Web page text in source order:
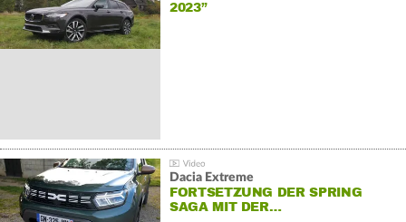
2023”
Dacia Extreme
FORTSETZUNG DER SPRING
SAGA MIT DER…